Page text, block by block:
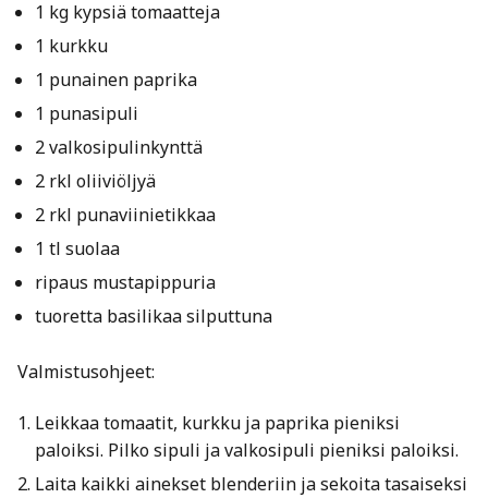
1 kg kypsiä tomaatteja
1 kurkku
1 punainen paprika
1 punasipuli
2 valkosipulinkynttä
2 rkl oliiviöljyä
2 rkl punaviinietikkaa
1 tl suolaa
ripaus mustapippuria
tuoretta basilikaa silputtuna
Valmistusohjeet:
Leikkaa tomaatit, kurkku ja paprika pieniksi
paloiksi. Pilko sipuli ja valkosipuli pieniksi paloiksi.
Laita kaikki ainekset blenderiin ja sekoita tasaiseksi